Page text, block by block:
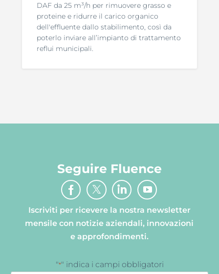
DAF da 25 m³/h per rimuovere grasso e
proteine e ridurre il carico organico
dell'effluente dallo stabilimento, così da
poterlo inviare all’impianto di trattamento
reflui municipali.
Seguire Fluence
Iscriviti per ricevere la nostra newsletter
mensile con notizie aziendali, innovazioni
e approfondimenti.
"*" indica i campi obbligatori